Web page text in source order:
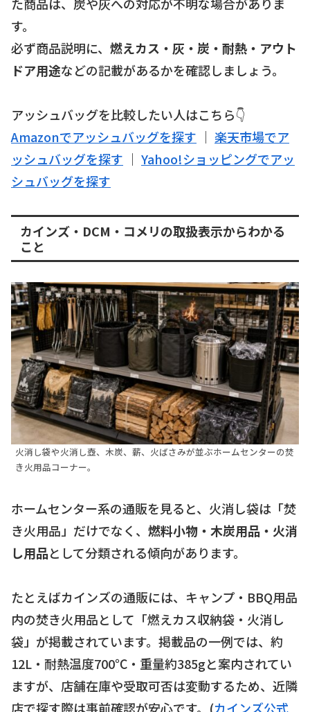
す。
必ず商品説明に、 燃えカス・灰・炭・耐熱・アウト
ドア用途などの記載があるかを確認しましょう。
アッシュバッグを比較したい人はこちら👇
Amazonでアッシュバッグを探す ｜ 楽天市場でア
ッシュバッグを探す ｜ Yahoo!ショッピングでアッ
シュバッグを探す
カインズ・DCM・コメリの取扱表示からわかる
こと
火消し袋や火消し壺、木炭、薪、火ばさみが並ぶホームセンターの焚
き火用品コーナー。
ホームセンター系の通販を見ると、火消し袋は「焚
き火用品」だけでなく、 燃料小物・木炭用品・火消
し用品として分類される傾向があります。
たとえばカインズの通販には、キャンプ・BBQ用品
内の焚き火用品として「燃えカス収納袋・火消し
袋」が掲載されています。掲載品の一例では、約
12L・耐熱温度700℃・重量約385gと案内されてい
ますが、店舗在庫や受取可否は変動するため、近隣
店で探す際は事前確認が安心です。(カインズ公式